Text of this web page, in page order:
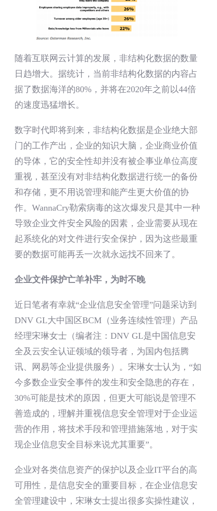
随着互联网云计算的发展，非结构化数据的数量
日趋增大。据统计，当前非结构化数据的内容占
据了数据海洋的80%，并将在2020年之前以44倍
的速度迅猛增长。
数字时代即将到来，非结构化数据是企业绝大部
门的工作产出，企业的知识大脑，企业商业价值
的导体，它的安全性却并没有被企事业单位高度
重视，甚至没有对非结构化数据进行统一的备份
和存储，更不用说管理和能产生更大价值的协
作。WannaCry勒索病毒的这次爆发只是其中一种
导致企业文件安全风险的因素，企业需要从现在
起系统化的对文件进行安全保护，因为这些最重
要的数据可能再丢一次就永远找不回来了。
企业文件保护亡羊补牢，为时不晚
近日笔者有幸就“企业信息安全管理”问题采访到
DNV GL大中国区BCM（业务连续性管理）产品
经理宋琳女士（编者注：DNV GL是中国信息安
全及云安全认证领域的领导者，为国内包括腾
讯、网易等企业提供服务）。宋琳女士认为，“如
今多数企业安全事件的发生和安全隐患的存在，
30%可能是技术的原因，但更大可能说是管理不
善造成的，理解并重视信息安全管理对于企业运
营的作用，将技术手段和管理措施落地，对于实
现企业信息安全目标来说尤其重要”。
企业对各类信息资产的保护以及企业IT平台的高
可用性，是信息安全的重要目标，在企业信息安
全管理建设中，宋琳女士提出很多实操性建议，